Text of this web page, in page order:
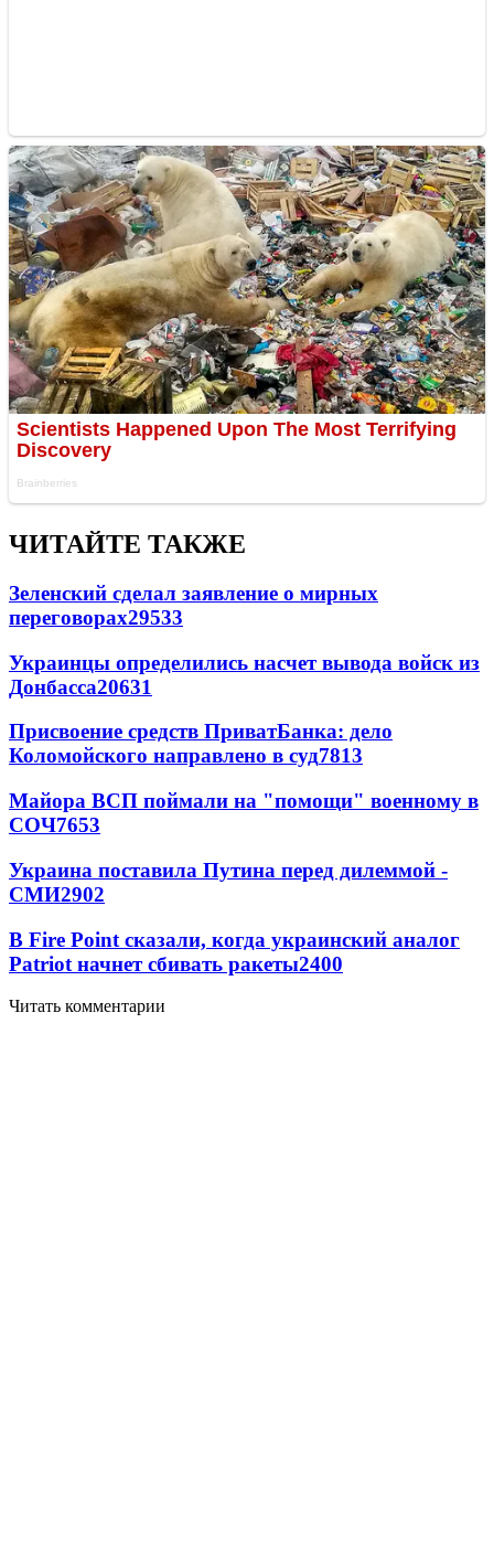
ЧИТАЙТЕ ТАКЖЕ
Зеленский сделал заявление о мирных
переговорах29533
Украинцы определились насчет вывода войск из
Донбасса20631
Присвоение средств ПриватБанка: дело
Коломойского направлено в суд7813
Майора ВСП поймали на "помощи" военному в
СОЧ7653
Украина поставила Путина перед дилеммой -
СМИ2902
В Fire Point сказали, когда украинский аналог
Patriot начнет сбивать ракеты2400
Читать комментарии